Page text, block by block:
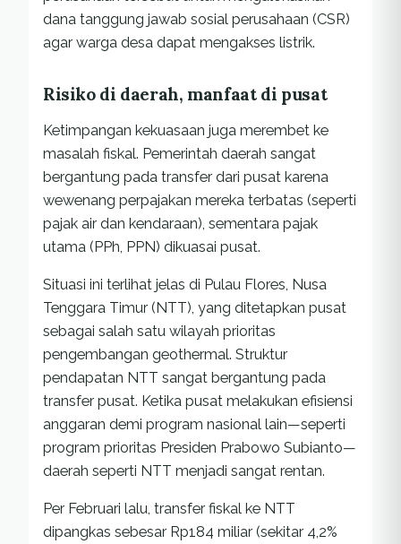
dana tanggung jawab sosial perusahaan (CSR)
agar warga desa dapat mengakses listrik.
Risiko di daerah, manfaat di pusat
Ketimpangan kekuasaan juga merembet ke
masalah fiskal. Pemerintah daerah sangat
bergantung pada transfer dari pusat karena
wewenang perpajakan mereka terbatas (seperti
pajak air dan kendaraan), sementara pajak
utama (PPh, PPN) dikuasai pusat.
Situasi ini terlihat jelas di Pulau Flores, Nusa
Tenggara Timur (NTT), yang ditetapkan pusat
sebagai salah satu wilayah prioritas
pengembangan geothermal. Struktur
pendapatan NTT sangat bergantung pada
transfer pusat. Ketika pusat melakukan efisiensi
anggaran demi program nasional lain—seperti
program prioritas Presiden Prabowo Subianto—
daerah seperti NTT menjadi sangat rentan.
Per Februari lalu, transfer fiskal ke NTT
dipangkas sebesar Rp184 miliar (sekitar 4,2%